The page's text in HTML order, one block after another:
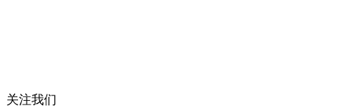
关注我们